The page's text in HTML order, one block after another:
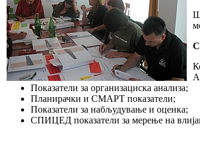
Показатели за организациска анализа;
Планирачки и СМАРТ показатели;
Показатели за набљудување и оценка;
СПИЦЕД показатели за мерење на